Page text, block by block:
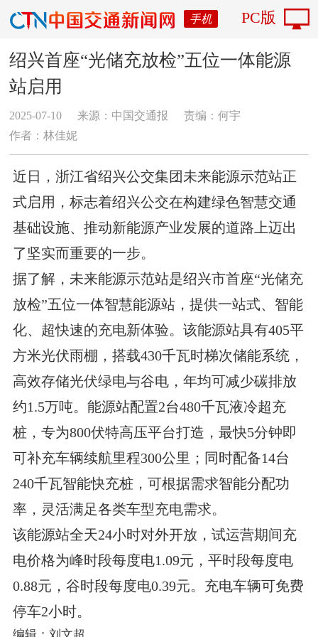
手机 PC版
绍兴首座“光储充放检”五位一体能源
站启用
2025-07-10 来源：中国交通报
责编：何宇
作者：林佳妮
近日，浙江省绍兴公交集团未来能源示范站正
式启用，标志着绍兴公交在构建绿色智慧交通
基础设施、推动新能源产业发展的道路上迈出
了坚实而重要的一步。
据了解，未来能源示范站是绍兴市首座“光储充
放检”五位一体智慧能源站，提供一站式、智能
化、超快速的充电新体验。该能源站具有405平
方米光伏雨棚，搭载430千瓦时梯次储能系统，
高效存储光伏绿电与谷电，年均可减少碳排放
约1.5万吨。能源站配置2台480千瓦液冷超充
桩，专为800伏特高压平台打造，最快5分钟即
可补充车辆续航里程300公里；同时配备14台
240千瓦智能快充桩，可根据需求智能分配功
率，灵活满足各类车型充电需求。
该能源站全天24小时对外开放，试运营期间充
电价格为峰时段每度电1.09元，平时段每度电
0.88元，谷时段每度电0.39元。充电车辆可免费
停车2小时。